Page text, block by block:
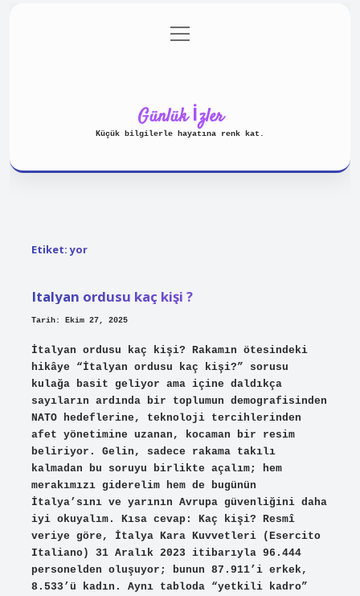
Gizlilik Politikası
menüyü
aç
Günlük İzler
Küçük bilgilerle hayatına renk kat.
Etiket:yor
Italyan ordusu kaç kişi ?
Tarih: Ekim 27, 2025
İtalyan ordusu kaç kişi? Rakamın ötesindeki
hikâye “İtalyan ordusu kaç kişi?” sorusu
kulağa basit geliyor ama içine daldıkça
sayıların ardında bir toplumun demografisinden
NATO hedeflerine, teknoloji tercihlerinden
afet yönetimine uzanan, kocaman bir resim
beliriyor. Gelin, sadece rakama takılı
kalmadan bu soruyu birlikte açalım; hem
merakımızı giderelim hem de bugünün
İtalya’sını ve yarının Avrupa güvenliğini daha
iyi okuyalım. Kısa cevap: Kaç kişi? Resmî
veriye göre, İtalya Kara Kuvvetleri (Esercito
Italiano) 31 Aralık 2023 itibarıyla 96.444
personelden oluşuyor; bunun 87.911’i erkek,
8.533’ü kadın. Aynı tabloda “yetkili kadro”